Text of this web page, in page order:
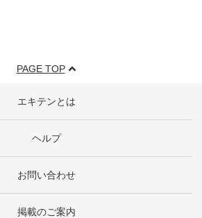
PAGE TOP
エキテンとは
ヘルプ
お問い合わせ
掲載のご案内